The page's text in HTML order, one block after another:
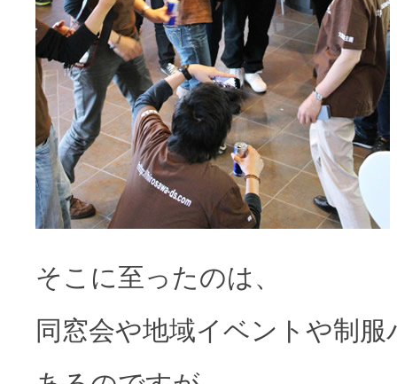
そこに至ったのは、
同窓会や地域イベントや制